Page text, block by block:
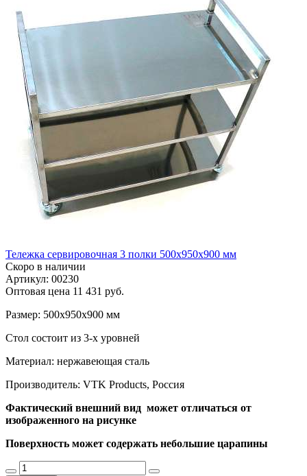
Тележка сервировочная 3 полки 500х950х900 мм
Скоро в наличии
Артикул: 00230
Оптовая цена 11 431 руб.
Размер: 500х950х900 мм
Стол состоит из 3-х уровней
Материал: нержавеющая сталь
Производитель: VTK Products, Россия
Фактический внешний вид может отличаться от
изображенного на рисунке
Поверхность может содержать небольшие царапины